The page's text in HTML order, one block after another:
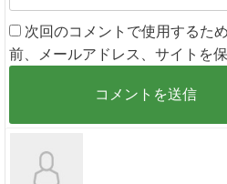
次回のコメントで使用するた
前、メールアドレス、サイトを保